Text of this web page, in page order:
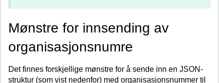
Mønstre for innsending av
organisasjonsnumre
Det finnes forskjellige mønstre for å sende inn en JSON-
struktur (som vist nedenfor) med organisasjonsnummer til